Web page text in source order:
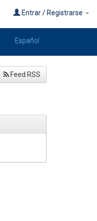
Entrar / Registrarse
Español
Feed RSS